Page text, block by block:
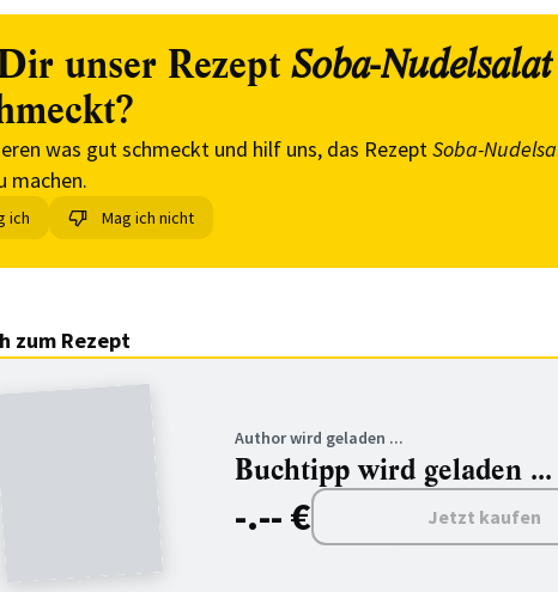
unser Rezept Soba-Nudelsalat
was gut schmeckt und hilf uns, das RezeptSoba-
machen.
ich Mag ich nicht
zum Rezept
Author wird geladen ...
Buchtipp wird geladen ...
-.-- € Jetzt kaufen